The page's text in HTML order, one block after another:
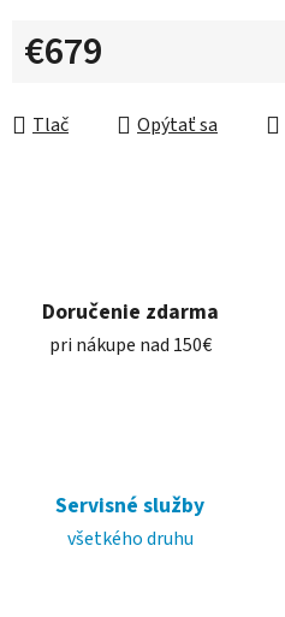
€679
Tlač
Opýtať sa
Doručenie zdarma
pri nákupe nad 150€
Servisné služby
všetkého druhu